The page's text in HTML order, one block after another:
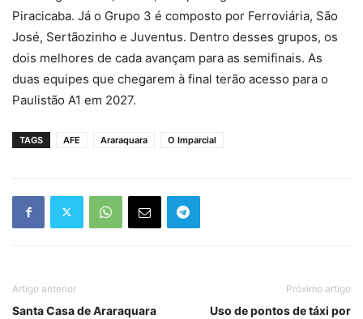
Piracicaba. Já o Grupo 3 é composto por Ferroviária, São
José, Sertãozinho e Juventus. Dentro desses grupos, os
dois melhores de cada avançam para as semifinais. As
duas equipes que chegarem à final terão acesso para o
Paulistão A1 em 2027.
TAGS AFE Araraquara O Imparcial
Artigo anterior
Santa Casa de Araraquara
Próximo artigo
Uso de pontos de táxi por